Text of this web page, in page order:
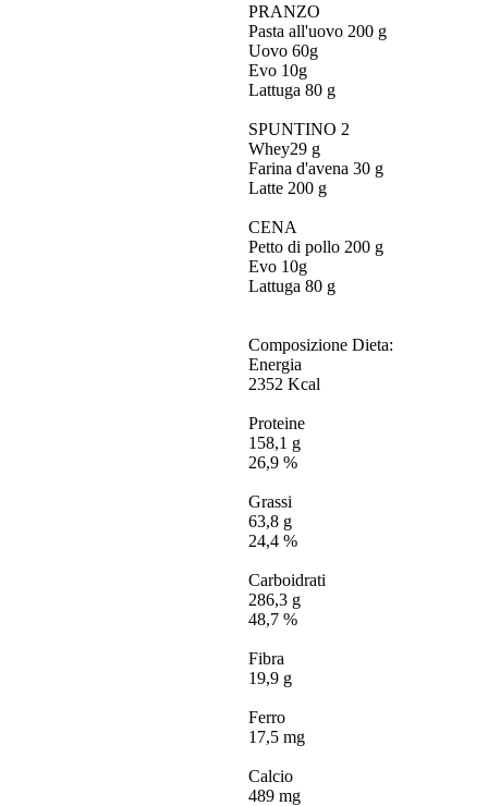
PRANZO
Pasta all'uovo 200 g
Uovo 60g
Evo 10g
Lattuga 80 g
SPUNTINO 2
Whey29 g
Farina d'avena 30 g
Latte 200 g
CENA
Petto di pollo 200 g
Evo 10g
Lattuga 80 g
Composizione Dieta:
Energia
2352 Kcal
Proteine
158,1 g
26,9 %
Grassi
63,8 g
24,4 %
Carboidrati
286,3 g
48,7 %
Fibra
19,9 g
Ferro
17,5 mg
Calcio
489 mg